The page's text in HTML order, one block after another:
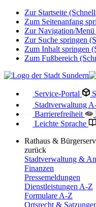
Zur Startseite
Zum Seitenanfang
Zur Navigation/Menü
Zur Suche springen
Zum Inhalt springen
Zum Fußbereich
Service-Portal
Stadtverwaltung
Barrierefreiheit
Leichte Sprache
Rathaus &
zurück
Stadtverwaltung &
Finanzen
Pressemeldungen
Dienstleistungen A-Z
Formulare A-Z
Ortsrecht &